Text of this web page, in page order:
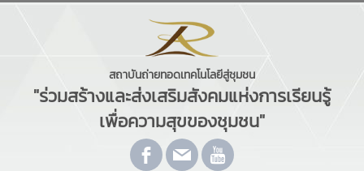
สถาบันถ่ายทอดเทคโนโลยีสู่ชุมชน
"ร่วมสร้างและส่งเสริมสังคมแห่งการเรียนรู้
เพื่อความสุขของชุมชน"